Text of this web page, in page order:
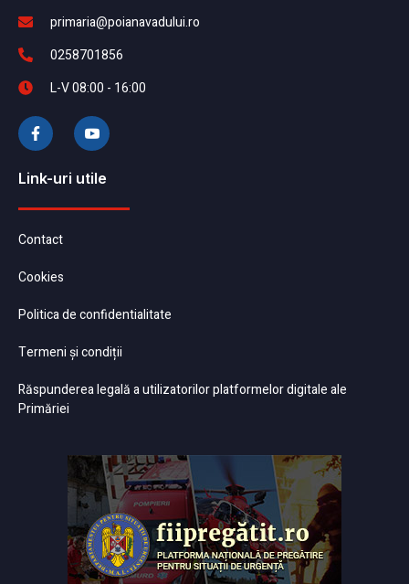
primaria@poianavadului.ro
0258701856
L-V 08:00 - 16:00
Link-uri utile
Contact
Cookies
Politica de confidentialitate
Termeni și condiții
Răspunderea legală a utilizatorilor platformelor digitale ale
Primăriei